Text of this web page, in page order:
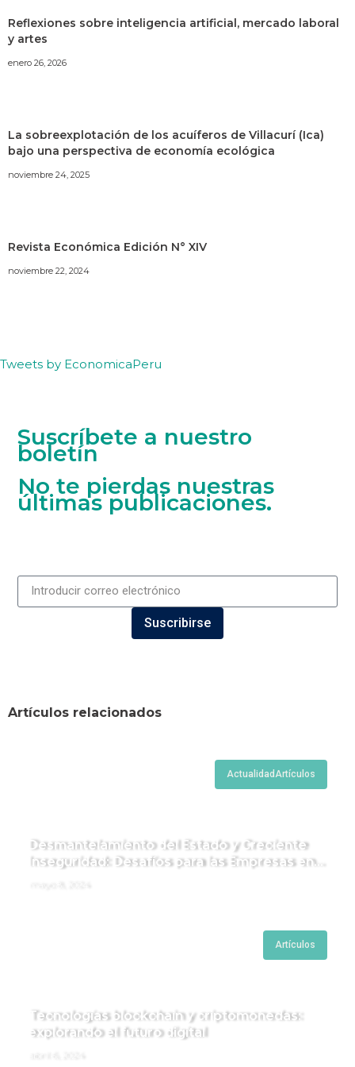
Reflexiones sobre inteligencia artificial, mercado laboral
y artes
enero 26, 2026
La sobreexplotación de los acuíferos de Villacurí (Ica)
bajo una perspectiva de economía ecológica
noviembre 24, 2025
Revista Económica Edición N° XIV
noviembre 22, 2024
Tweets by EconomicaPeru
Suscríbete a nuestro
boletín
No te pierdas nuestras
últimas publicaciones.
Suscribirse
Artículos relacionados
ActualidadArtículos
Desmantelamiento del Estado y Creciente
Inseguridad: Desafíos para las Empresas en
Artículos
Tecnologías blockchain y criptomonedas:
explorando el futuro digital